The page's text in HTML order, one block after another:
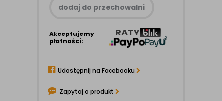
dodaj do przechowalni
Akceptujemy
płatności:
RATY
Udostępnij na Facebooku
Zapytaj o produkt